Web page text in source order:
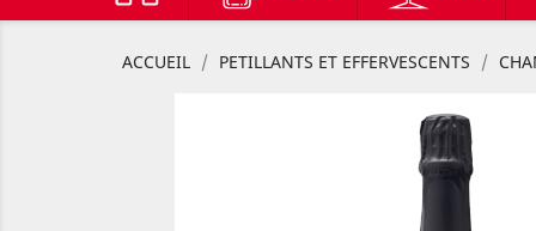
ACCUEIL PETILLANTS ET EFFERVESCENTS